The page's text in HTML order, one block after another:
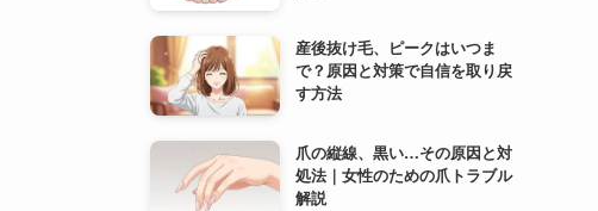
産後抜け毛、ピークはいつま
で？原因と対策で自信を取り戻
す方法
爪の縦線、黒い…その原因と対
処法｜女性のための爪トラブル
解説